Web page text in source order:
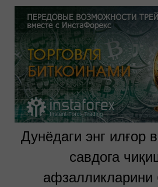
Дунёдаги энг илғор
савдога
афзалликларини